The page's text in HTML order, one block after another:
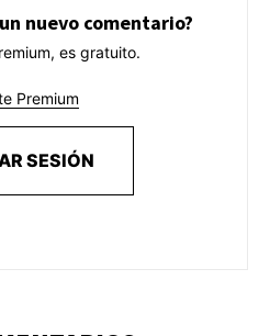
nuevo comentario?
es gratuito.
Premium
SESIÓN